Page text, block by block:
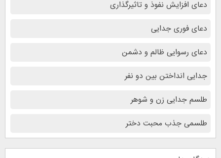
دعای افزایش نفوذ و تاثیرگذاری
دعای فوری جدایی
دعای رسوایی ظالم و دشمن
جدایی انداختن بین دو نفر
طلسم جدایی زن و شوهر
طلسمی جذب محبت دختر